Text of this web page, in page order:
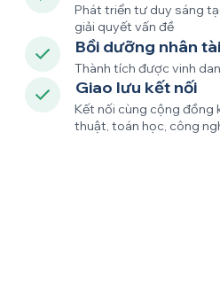
Phát triển tư duy sáng
giải quyết vấn đề
Bồi dưỡng nhân tài
Thành tích được vinh
Giao lưu kết nối
Kết nối cùng cộng đồng
thuật, toán học, công